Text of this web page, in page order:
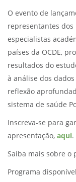
O evento de
representantes
especialistas
países da OCDE,
resultados do
à análise dos
reflexão
sistema de saúde
Inscreva-se para
apresentação, aqui.
Saiba mais sobre o
Programa